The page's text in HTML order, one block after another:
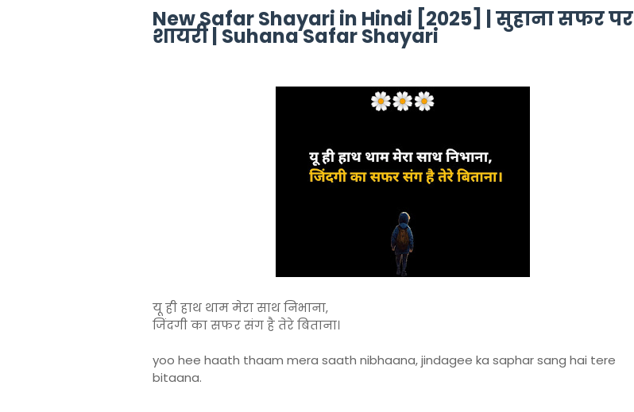
New Safar Shayari in Hindi [2025] | सुहाना सफर पर
शायरी | Suhana Safar Shayari
यू ही हाथ थाम मेरा साथ निभाना,
जिंदगी का सफर संग है तेरे बिताना।
yoo hee haath thaam mera saath nibhaana, jindagee ka saphar sang hai tere
bitaana.